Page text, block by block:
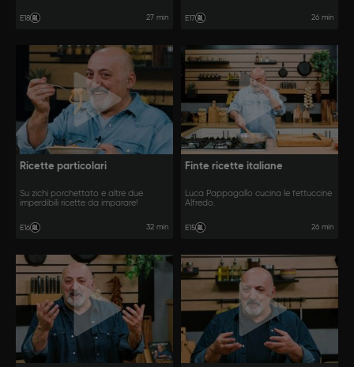
calabrese.
E18 27 min E17 26 min
Ricette particolari
Su zichi porchettato e altre due
imperdibili ricette da imparare!
E16 32 min
Finte ricette italiane
Luca Pappagallo cucina le fettuccine
Alfredo.
E15 26 min